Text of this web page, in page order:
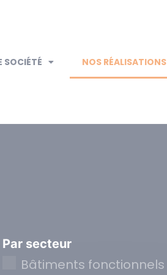
SOCIÉTÉ NOS RÉALISATIONS
Par secteur
Bâtiments fonctionnels